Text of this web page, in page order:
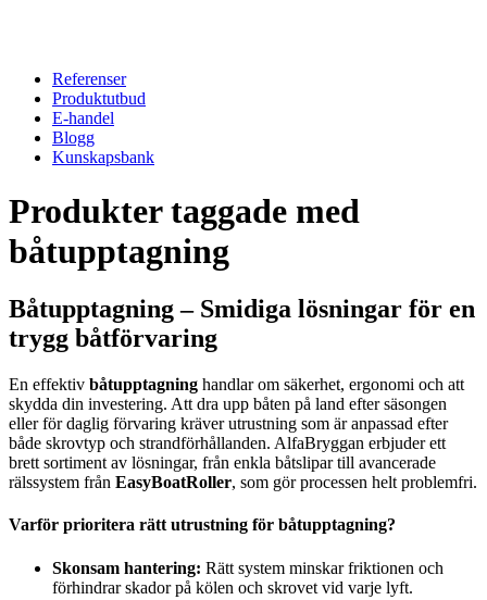
Referenser
Produktutbud
E-handel
Blogg
Kunskapsbank
Produkter taggade med
båtupptagning
Båtupptagning – Smidiga lösningar för en
trygg båtförvaring
En effektiv båtupptagning handlar om säkerhet, ergonomi och att
skydda din investering. Att dra upp båten på land efter säsongen
eller för daglig förvaring kräver utrustning som är anpassad efter
både skrovtyp och strandförhållanden. AlfaBryggan erbjuder ett
brett sortiment av lösningar, från enkla båtslipar till avancerade
rälssystem från EasyBoatRoller, som gör processen helt problemfri.
Varför prioritera rätt utrustning för båtupptagning?
Skonsam hantering: Rätt system minskar friktionen och
förhindrar skador på kölen och skrovet vid varje lyft.